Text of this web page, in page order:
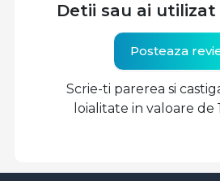
Detii sau ai
Posteaza
Scrie-ti parerea si
loialitate in valoare de